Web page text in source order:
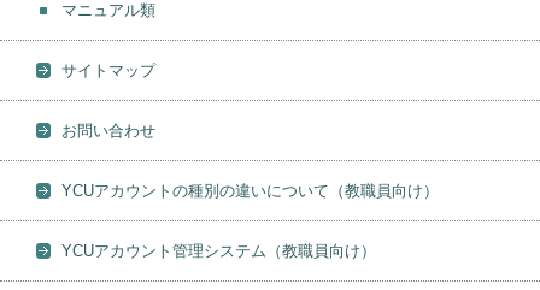
マニュアル類
サイトマップ
お問い合わせ
YCUアカウントの種別の違いについて（教職員向け）
YCUアカウント管理システム（教職員向け）